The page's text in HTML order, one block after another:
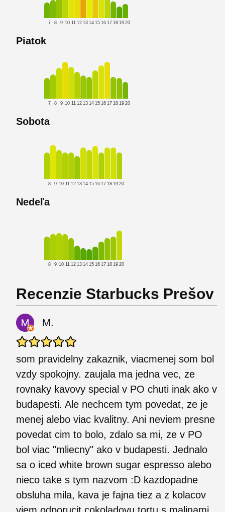
7 8 9 10 11 12 13 14 15 16 17 18 19 20
Piatok
7 8 9 10 11 12 13 14 15 16 17 18 19 20
Sobota
8 9 10 11 12 13 14 15 16 17 18 19 20
Nedeľa
8 9 10 11 12 13 14 15 16 17 18 19 20
Recenzie Starbucks Prešov
M.
som pravidelny zakaznik, viacmenej som bol
vzdy spokojny. zaujala ma jedna vec, ze
rovnaky kavovy special v PO chuti inak ako v
budapesti. Ale nechcem tym povedat, ze je
menej alebo viac kvalitny. Ani neviem presne
povedat cim to bolo, zdalo sa mi, ze v PO
bol viac "mliecny" ako v budapesti. Jednalo
sa o iced white brown sugar espresso alebo
nieco take s tym nazvom :D kazdopadne
obsluha mila, kava je fajna tiez a z kolacov